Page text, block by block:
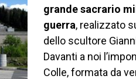
grande sacrario
guerra, realizzato
dello scultore
Davanti a noi
Colle, formata da